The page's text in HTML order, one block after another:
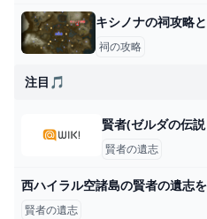
キシノナの祠攻略
祠の攻略
注目🎵
賢者の遺志
賢者の遺志